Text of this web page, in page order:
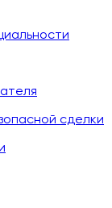
сделки